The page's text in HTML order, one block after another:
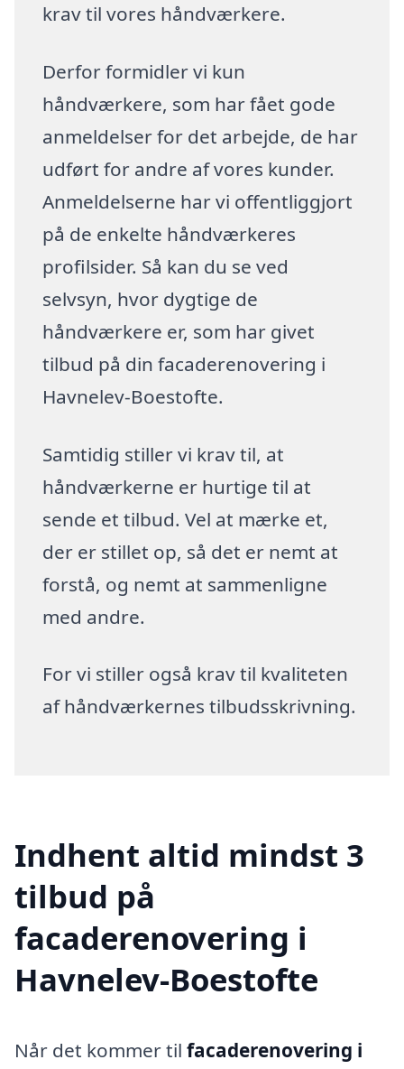
krav til vores håndværkere.
Derfor formidler vi kun
håndværkere, som har fået gode
anmeldelser for det arbejde, de har
udført for andre af vores kunder.
Anmeldelserne har vi offentliggjort
på de enkelte håndværkeres
profilsider. Så kan du se ved
selvsyn, hvor dygtige de
håndværkere er, som har givet
tilbud på din facaderenovering i
Havnelev-Boestofte.
Samtidig stiller vi krav til, at
håndværkerne er hurtige til at
sende et tilbud. Vel at mærke et,
der er stillet op, så det er nemt at
forstå, og nemt at sammenligne
med andre.
For vi stiller også krav til kvaliteten
af håndværkernes tilbudsskrivning.
Indhent altid mindst 3
tilbud på
facaderenovering i
Havnelev-Boestofte
Når det kommer til facaderenovering i